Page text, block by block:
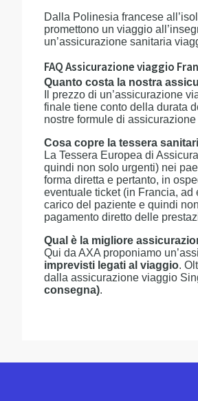
Dalla Polinesia francese
promettono un viaggio
un’assicurazione sanitaria
FAQ Assicurazione viaggio
Quanto costa la nostra
Il prezzo di un’assicurazione
finale tiene conto della durata
nostre formule di
Cosa copre la tessera
La Tessera Europea di
quindi non solo urgenti) nei
forma diretta e pertanto, in
eventuale ticket (in Francia,
carico del paziente e quindi
pagamento diretto delle
Qual è la migliore
Qui da AXA proponiamo
imprevisti legati al viaggio.
dalla assicurazione viaggio
consegna).